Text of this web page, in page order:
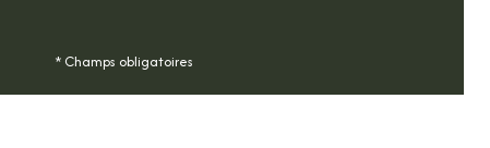
* Champs obligatoires